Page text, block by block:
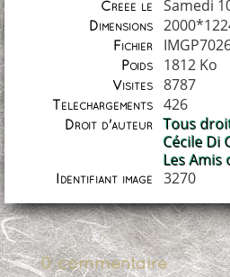
Créée le Samedi
Dimensions
Fichier
Poids 1812 Ko
Visites 8787
Téléchargements 426
Droit d'auteur
Tous
Cécile Di
Les Amis
Identifiant image 3270
0 commentaire